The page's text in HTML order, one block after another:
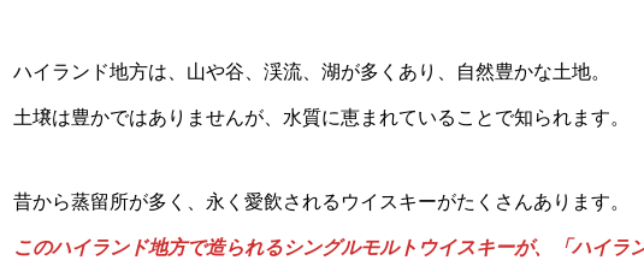
ハイランド地方は、山や谷、渓流、湖が多くあり、自然豊かな土地。
土壌は豊かではありませんが、水質に恵まれていることで知られます。
昔から蒸留所が多く、永く愛飲されるウイスキーがたくさんあります。
このハイランド地方で造られるシングルモルトウイスキーが、「ハイラ